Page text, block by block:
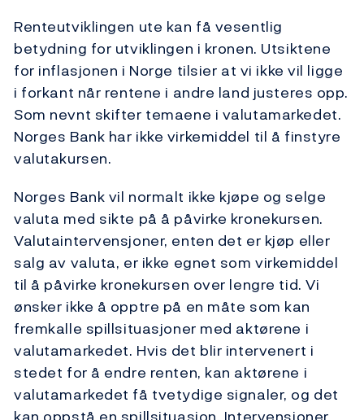
Renteutviklingen ute kan få vesentlig
betydning for utviklingen i kronen. Utsiktene
for inflasjonen i Norge tilsier at vi ikke vil ligge
i forkant når rentene i andre land justeres opp.
Som nevnt skifter temaene i valutamarkedet.
Norges Bank har ikke virkemiddel til å finstyre
valutakursen.
Norges Bank vil normalt ikke kjøpe og selge
valuta med sikte på å påvirke kronekursen.
Valutaintervensjoner, enten det er kjøp eller
salg av valuta, er ikke egnet som virkemiddel
til å påvirke kronekursen over lengre tid. Vi
ønsker ikke å opptre på en måte som kan
fremkalle spillsituasjoner med aktørene i
valutamarkedet. Hvis det blir intervenert i
stedet for å endre renten, kan aktørene i
valutamarkedet få tvetydige signaler, og det